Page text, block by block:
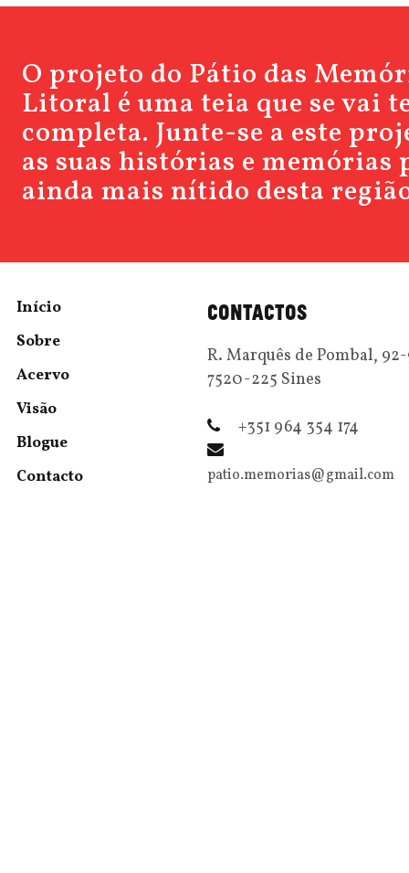
O projeto do Pátio das
Litoral é uma teia que se vai
completa. Junte-se a este
as suas histórias e
ainda mais nítido desta
Início
Sobre
Acervo
Visão
Blogue
Contacto
CONTACTOS
R. Marquês de Pombal,
7520-225 Sines
+351 964 354 174
patio.memorias@gmail.com